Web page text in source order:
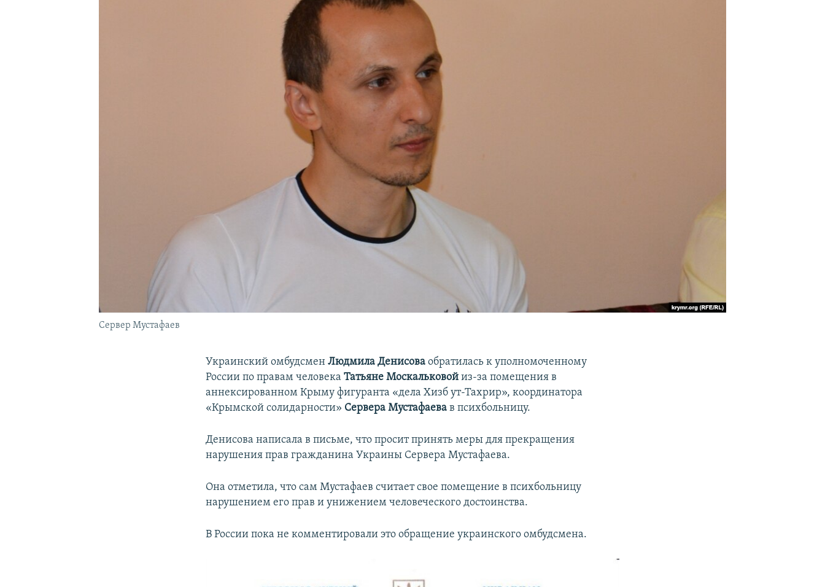
Сервер Мустафаев
Украинский омбудсменЛюдмила Денисоваобратилась к уполномоченному
России по правам человекаТатьяне Москальковойиз-за помещения в
аннексированном Крыму фигуранта «дела Хизб ут-Тахрир», координатора
«Крымской солидарности» Сервера Мустафаева в психбольницу.
Денисова написала в письме, что просит принять меры для прекращения
нарушения прав гражданина Украины Сервера Мустафаева.
Она отметила, что сам Мустафаев считает свое помещение в психбольницу
нарушением его прав и унижением человеческого достоинства.
В России пока не комментировали это обращение украинского омбудсмена.